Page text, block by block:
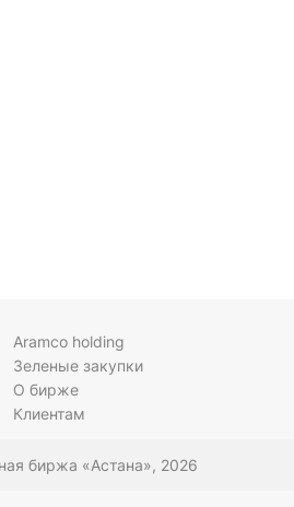
Aramco holding
Зеленые закупки
О бирже
Клиентам
биржа «Астана», 2026